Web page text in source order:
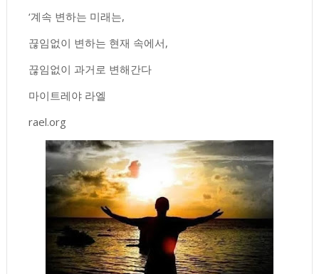
‘계속 변하는 미래는,
끊임없이 변하는 현재 속에서,
끊임없이 과거로 변해간다
마이트레야 라엘
rael.org